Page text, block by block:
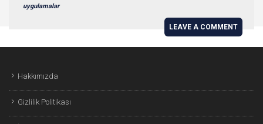
uygulamalar
LEAVE A COMMENT
Hakkımızda
Gizlilik Politikası